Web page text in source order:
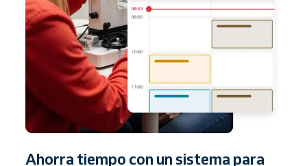
Ahorra tiempo con un sistema para